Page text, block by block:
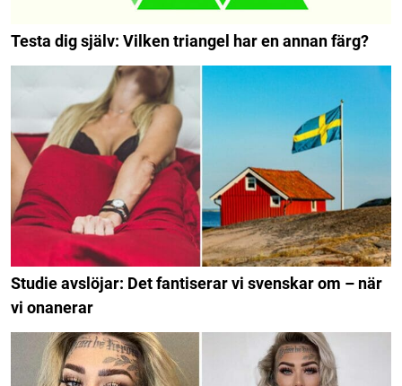
Testa dig själv: Vilken triangel har en annan färg?
Studie avslöjar: Det fantiserar vi svenskar om – när
vi onanerar